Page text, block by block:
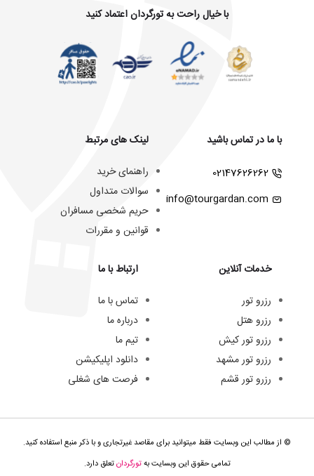
با خیال راحت به تورگردان اعتماد کنید
با ما در تماس باشید
02147626262
info@tourgardan.com
خدمات آنلاین
رزرو تور
رزرو هتل
رزرو تور کیش
رزرو تور مشهد
رزرو تور قشم
لینک های مرتبط
راهنمای خرید
سوالات متداول
حریم شخصی مسافران
قوانین و مقررات
ارتباط با ما
تماس با ما
درباره ما
تیم ما
دانلود اپلیکیشن
فرصت های شغلی
© از مطالب این وبسایت فقط میتوانید برای مقاصد غیرتجاری و با ذکر منبع استفاده کنید.
تمامی حقوق این وبسایت بهتورگردانتعلق دارد.